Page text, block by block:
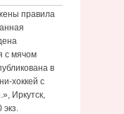
правила
с мячом
в
хоккей с
Иркутск,
экз.